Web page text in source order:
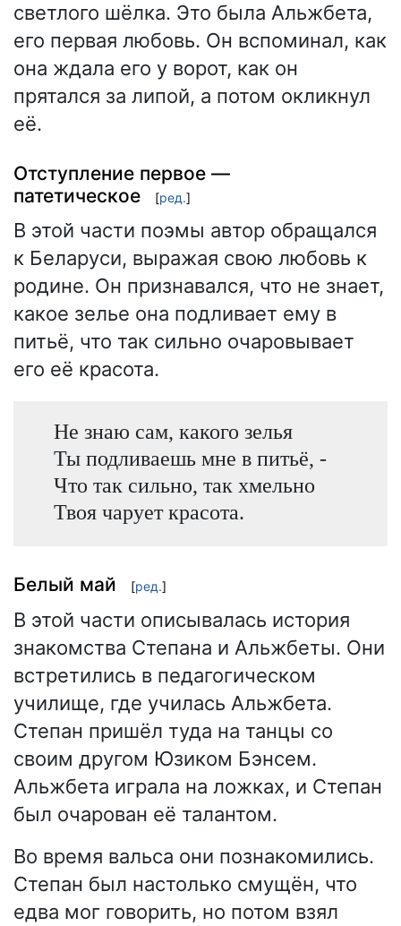
светлого шёлка. Это была Альжбета,
его первая любовь. Он вспоминал, как
она ждала его у ворот, как он
прятался за липой, а потом окликнул
её.
Отступление первое —
патетическое
[ред.]
В этой части поэмы автор обращался
к Беларуси, выражая свою любовь к
родине. Он признавался, что не знает,
какое зелье она подливает ему в
питьё, что так сильно очаровывает
его её красота.
Не знаю сам, какого зелья
Ты подливаешь мне в питьё, -
Что так сильно, так хмельно
Твоя чарует красота.
Белый май [ред.]
В этой части описывалась история
знакомства Степана и Альжбеты. Они
встретились в педагогическом
училище, где училась Альжбета.
Степан пришёл туда на танцы со
своим другом Юзиком Бэнсем.
Альжбета играла на ложках, и Степан
был очарован её талантом.
Во время вальса они познакомились.
Степан был настолько смущён, что
едва мог говорить, но потом взял